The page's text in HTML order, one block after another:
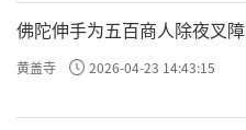
佛陀伸手为五百商人除夜叉障
黄盖寺 2026-04-23 14:43:15